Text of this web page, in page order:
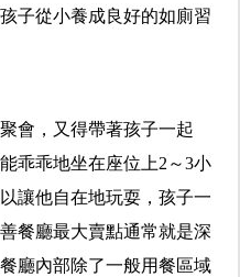
子從小養成良好的如廁習
會，又得帶著孩子一起
乖乖地坐在座位上2～3小
讓他自在地玩耍，孩子一
餐廳最大賣點通常就是深
廳內部除了一般用餐區域